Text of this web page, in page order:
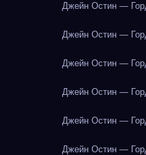
Джейн Остин —
Джейн Остин —
Джейн Остин —
Джейн Остин —
Джейн Остин —
Джейн Остин —